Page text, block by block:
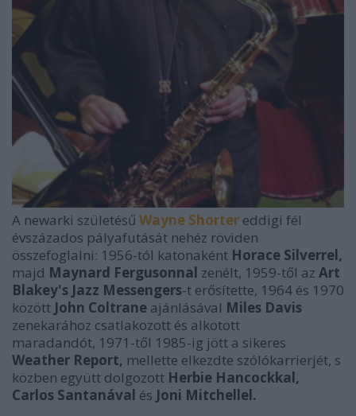
A newarki születésű Wayne Shorter eddigi fél
évszázados pályafutását nehéz röviden
összefoglalni: 1956-tól katonaként Horace Silverrel,
majd Maynard Fergusonnal zenélt, 1959-től az Art
Blakey's Jazz Messengers-t erősítette, 1964 és 1970
között John Coltrane ajánlásával Miles Davis
zenekarához csatlakozott és alkotott
maradandót, 1971-től 1985-ig jött a sikeres
Weather Report, mellette elkezdte szólókarrierjét, s
közben együtt dolgozott Herbie Hancockkal,
Carlos Santanával és Joni Mitchellel.